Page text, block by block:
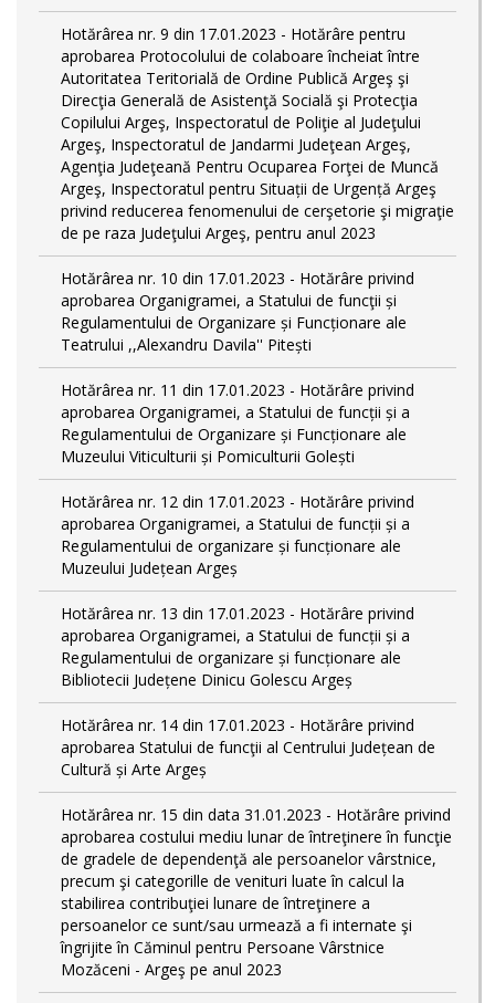
Hotărârea nr. 9 din 17.01.2023 - Hotărâre pentru
aprobarea Protocolului de colaboare încheiat între
Autoritatea Teritorială de Ordine Publică Argeş şi
Direcţia Generală de Asistenţă Socială şi Protecţia
Copilului Argeş, Inspectoratul de Poliţie al Judeţului
Argeş, Inspectoratul de Jandarmi Judeţean Argeş,
Agenţia Judeţeană Pentru Ocuparea Forţei de Muncă
Argeş, Inspectoratul pentru Situații de Urgență Argeş
privind reducerea fenomenului de cerşetorie şi migraţie
de pe raza Judeţului Argeş, pentru anul 2023
Hotărârea nr. 10 din 17.01.2023 - Hotărâre privind
aprobarea Organigramei, a Statului de funcţii și
Regulamentului de Organizare și Funcționare ale
Teatrului ,,Alexandru Davila'' Pitești
Hotărârea nr. 11 din 17.01.2023 - Hotărâre privind
aprobarea Organigramei, a Statului de funcții și a
Regulamentului de Organizare și Funcționare ale
Muzeului Viticulturii și Pomiculturii Golești
Hotărârea nr. 12 din 17.01.2023 - Hotărâre privind
aprobarea Organigramei, a Statului de funcții și a
Regulamentului de organizare și funcționare ale
Muzeului Județean Argeș
Hotărârea nr. 13 din 17.01.2023 - Hotărâre privind
aprobarea Organigramei, a Statului de funcții și a
Regulamentului de organizare și funcționare ale
Bibliotecii Județene Dinicu Golescu Argeș
Hotărârea nr. 14 din 17.01.2023 - Hotărâre privind
aprobarea Statului de funcţii al Centrului Județean de
Cultură și Arte Argeș
Hotărârea nr. 15 din data 31.01.2023 - Hotărâre privind
aprobarea costului mediu lunar de întreţinere în funcţie
de gradele de dependenţă ale persoanelor vârstnice,
precum şi categorille de venituri luate în calcul la
stabilirea contribuţiei lunare de întreţinere a
persoanelor ce sunt/sau urmează a fi internate şi
îngrijite în Căminul pentru Persoane Vârstnice
Mozăceni - Argeş pe anul 2023